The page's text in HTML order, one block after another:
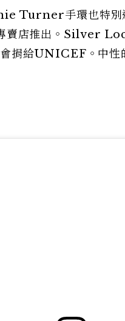
Turner手環也特別
賣店推出。Silver
捐給UNICEF。中性